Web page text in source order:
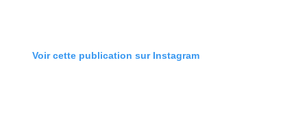
Voir cette publication sur Instagram